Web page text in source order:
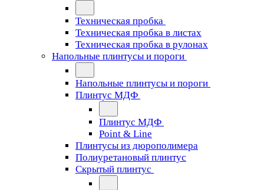
Техническая пробка
Техническая пробка в листах
Техническая пробка в рулонах
Напольные плинтусы и пороги
Напольные плинтусы и пороги
Плинтус МДФ
Плинтус МДФ
Point & Line
Плинтусы из дюрополимера
Полиуретановый плинтус
Скрытый плинтус